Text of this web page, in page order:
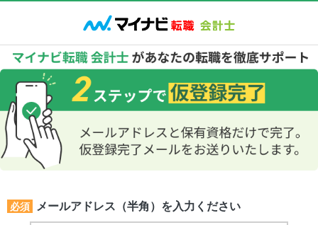
必須 メールアドレス（半角）を入力ください